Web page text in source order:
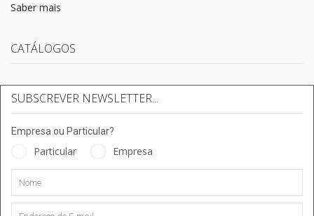
Saber mais
CATÁLOGOS
SUBSCREVER NEWSLETTER...
Empresa ou Particular?
Particular Empresa